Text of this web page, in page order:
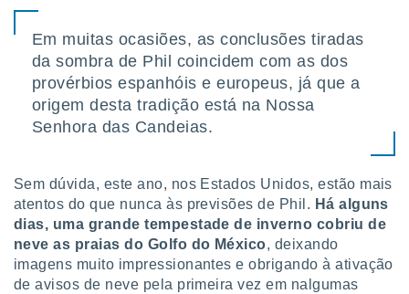
Pode
através
nós e
Em muitas ocasiões, as conclusões tiradas
da sombra de Phil coincidem com as dos
provérbios espanhóis e europeus, já que a
origem desta tradição está na Nossa
Senhora das Candeias.
Sem dúvida, este ano, nos Estados Unidos, estão mais
atentos do que nunca às previsões de Phil. Há alguns
dias, uma grande tempestade de inverno cobriu de
neve as praias do Golfo do México, deixando
imagens muito impressionantes e obrigando à ativação
de avisos de neve pela primeira vez em nalgumas